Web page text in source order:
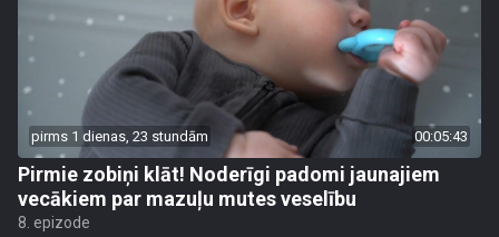
pirms 1 dienas, 23 stundām 00:05:43
Pirmie zobiņi klāt! Noderīgi padomi jaunajiem
vecākiem par mazuļu mutes veselību
8. epizode